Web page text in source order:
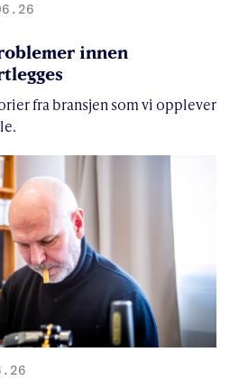
innen
fra bransjen som vi opplever